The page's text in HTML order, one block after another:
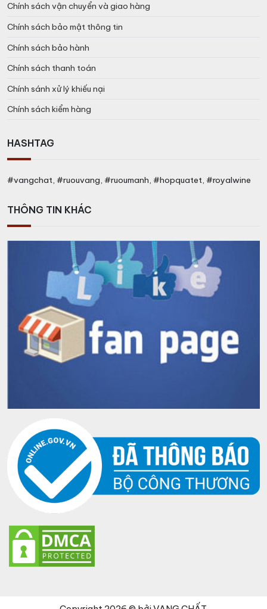
Chính sách vận chuyển và giao hàng
Chính sách bảo mật thông tin
Chính sách bảo hành
Chính sách thanh toán
Chính sánh xử lý khiếu nại
Chính sách kiểm hàng
HASHTAG
#vangchat, #ruouvang, #ruoumanh, #hopquatet, #royalwine
THÔNG TIN KHÁC